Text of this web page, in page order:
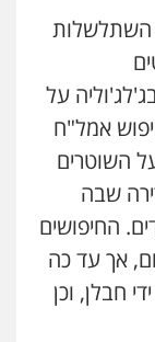
השתלשלות
על
אמל"ח
השוטרים
שבה
החיפושים
אך עד כה
חבלן, וכן
לבן תעבורה
אלימות